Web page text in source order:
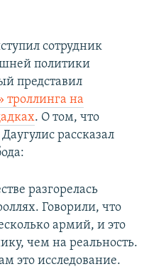
сотрудник
политики
представил
троллинга на
. О том, что
рассказал
разгорелась
Говорили, что
армий, и это
чем на реальность.
это исследование.